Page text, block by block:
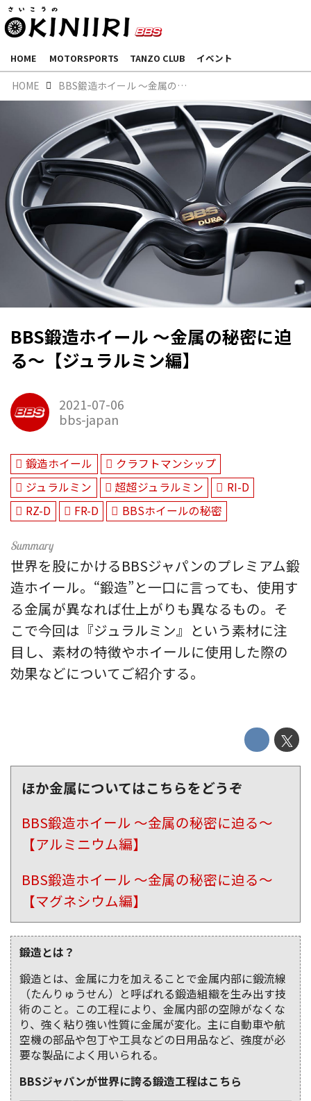
HOME MOTORSPORTS TANZO CLUB イベント
HOME BBS鍛造ホイール 〜金属の秘密に迫る〜【ジュラルミン編】
BBS鍛造ホイール 〜金属の秘密に迫
る〜【ジュラルミン編】
2021-07-06
bbs-japan
鍛造ホイール
クラフトマンシップ
ジュラルミン
超超ジュラルミン
RI-D
RZ-D
FR-D BBSホイールの秘密
世界を股にかけるBBSジャパンのプレミアム鍛
造ホイール。“鍛造”と一口に言っても、使用す
る金属が異なれば仕上がりも異なるもの。そ
こで今回は『ジュラルミン』という素材に注
目し、素材の特徴やホイールに使用した際の
効果などについてご紹介する。
ほか金属についてはこちらをどうぞ
BBS鍛造ホイール 〜金属の秘密に迫る〜
【アルミニウム編】
BBS鍛造ホイール 〜金属の秘密に迫る〜
【マグネシウム編】
鍛造とは？
鍛造とは、金属に力を加えることで金属内部に鍛流線
（たんりゅうせん）と呼ばれる鍛造組織を生み出す技
術のこと。この工程により、金属内部の空隙がなくな
り、強く粘り強い性質に金属が変化。主に自動車や航
空機の部品や包丁や工具などの日用品など、強度が必
要な製品によく用いられる。
BBSジャパンが世界に誇る鍛造工程はこちら